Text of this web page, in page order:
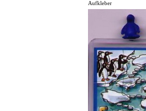
Aufkleber